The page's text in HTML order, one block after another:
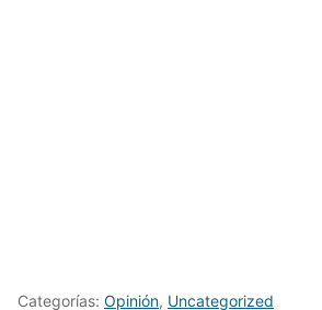
Categorías: Opinión, Uncategorized